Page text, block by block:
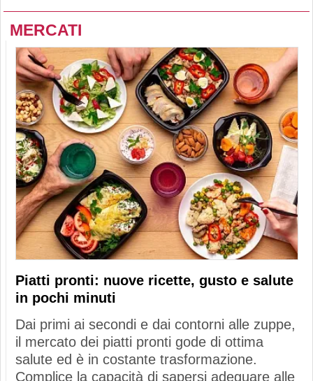
MERCATI
Piatti pronti: nuove ricette, gusto e salute
in pochi minuti
Dai primi ai secondi e dai contorni alle zuppe,
il mercato dei piatti pronti gode di ottima
salute ed è in costante trasformazione.
Complice la capacità di sapersi adeguare alle